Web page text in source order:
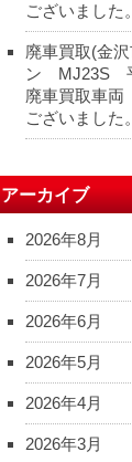
ございました。
廃車買取(金
ン MJ23S
廃車買取車
ございました。
アーカイブ
2026年8月
2026年7月
2026年6月
2026年5月
2026年4月
2026年3月